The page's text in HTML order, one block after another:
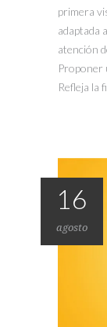
primera
adaptada
atención
Proponer
Refleja la
16
agosto